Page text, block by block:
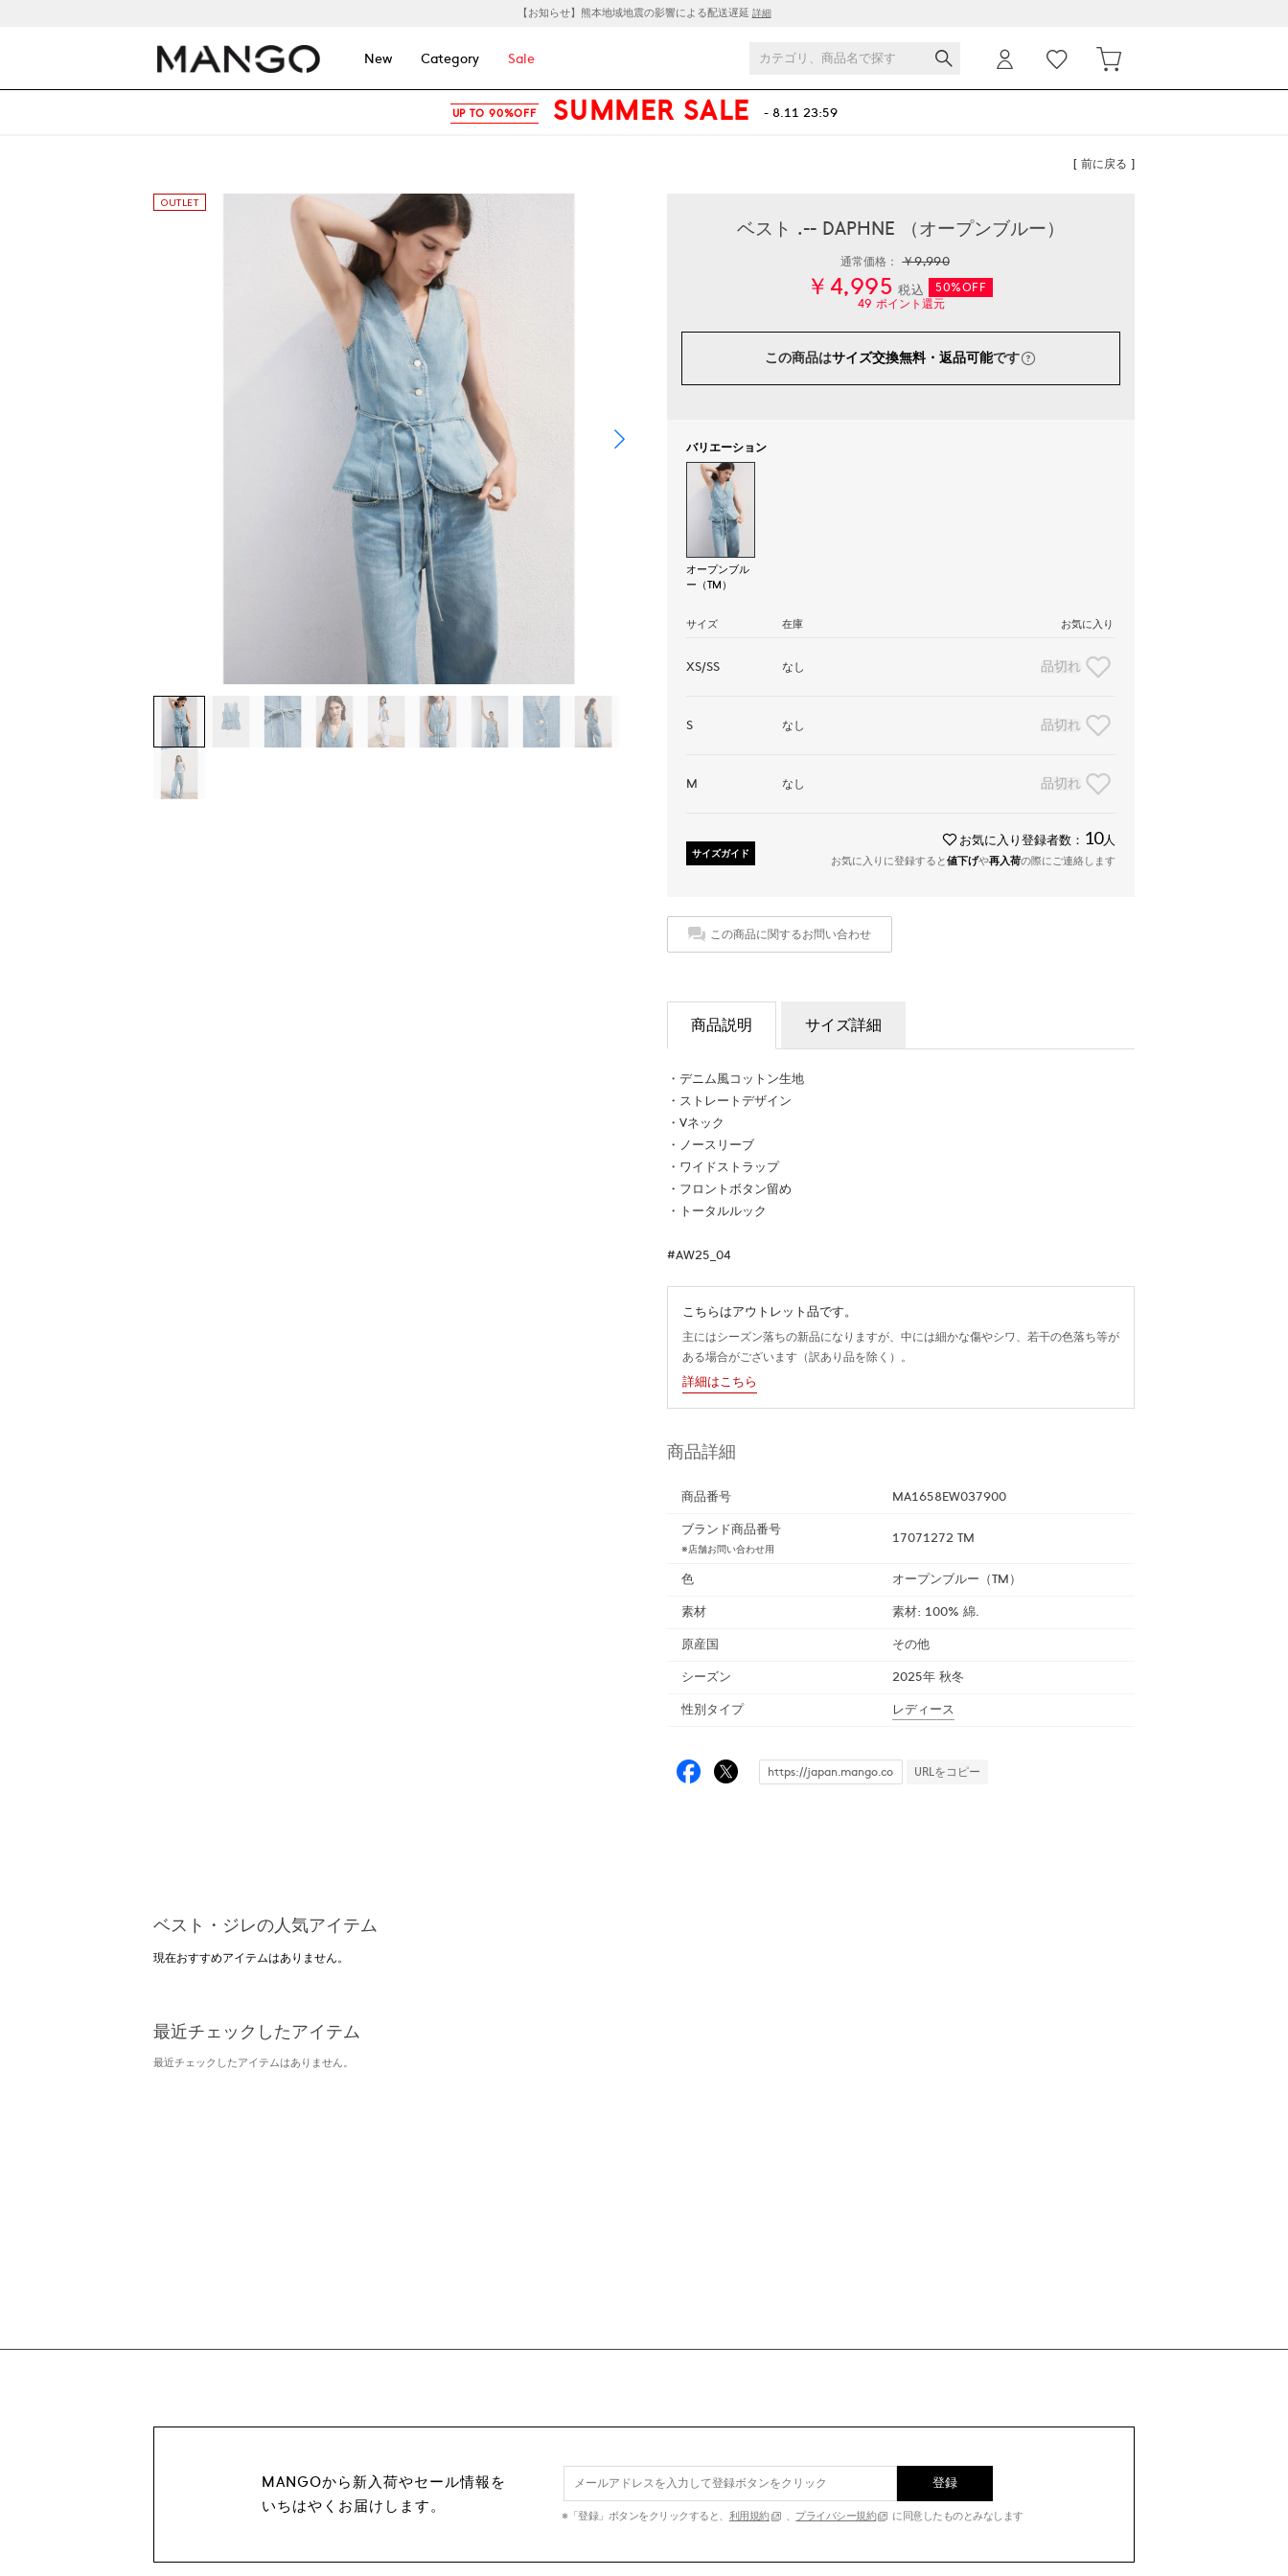
【お知らせ】熊本地域地震の影響による配送遅延 詳細
New Category Sale
UP TO 90%OFF SUMMER SALE - 8.11 23:59
[ 前に戻る ]
ベスト .-- DAPHNE （オープンブルー）
通常価格：￥9,990
￥4,995 税込
50%OFF
49 ポイント還元
この商品はサイズ交換無料・返品可能です
バリエーション
オープンブル
ー（TM）
サイズ 在庫 お気に入り
XS/SS なし 品切れ
S なし 品切れ
M なし 品切れ
サイズガイド
お気に入り登録者数： 10人
お気に入りに登録すると値下げや再入荷の際にご連絡します
この商品に関するお問い合わせ
商品説明 サイズ詳細
・デニム風コットン生地
・ストレートデザイン
・Vネック
・ノースリーブ
・ワイドストラップ
・フロントボタン留め
・トータルルック
#AW25_04
こちらはアウトレット品です。
主にはシーズン落ちの新品になりますが、中には細かな傷やシワ、若干の色落ち等が
ある場合がございます（訳あり品を除く）。
詳細はこちら
商品詳細
商品番号
MA1658EW037900
ブランド商品番号
※店舗お問い合わせ用
17071272 TM
色
オープンブルー（TM）
素材
素材: 100% 綿.
原産国
その他
シーズン
2025年 秋冬
性別タイプ
レディース
URLをコピー
ベスト・ジレの人気アイテム
現在おすすめアイテムはありません。
最近チェックしたアイテム
最近チェックしたアイテムはありません。
MANGOから新入荷やセール情報を
いちはやくお届けします。
登録
※「登録」ボタンをクリックすると、 利用規約 、 プライバシー規約 に同意したものとみなします